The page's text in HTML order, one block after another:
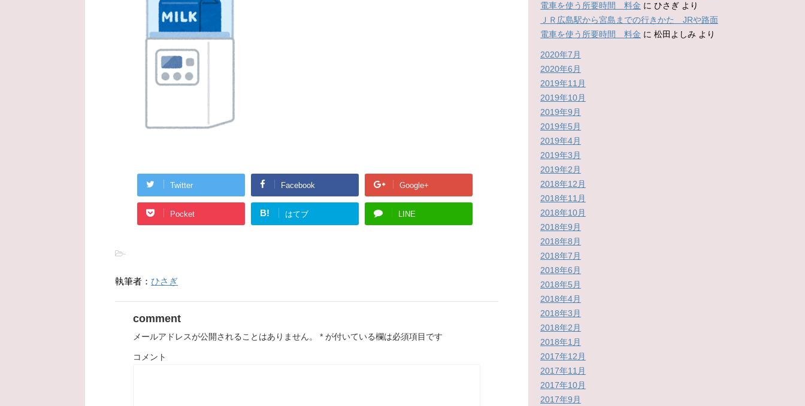
Twitter Facebook Google+
Pocket B! はてブ LINE
-
執筆者： ひさぎ
comment
メールアドレスが公開されることはありません。 * が付いている欄は必須項目です
コメント
電車を使う所要時間 料金 に ひさぎ より
ＪＲ広島駅から宮島までの行きかた JRや路面
電車を使う所要時間 料金 に 松田よしみ より
2020年7月
2020年6月
2019年11月
2019年10月
2019年9月
2019年5月
2019年4月
2019年3月
2019年2月
2018年12月
2018年11月
2018年10月
2018年9月
2018年8月
2018年7月
2018年6月
2018年5月
2018年4月
2018年3月
2018年2月
2018年1月
2017年12月
2017年11月
2017年10月
2017年9月